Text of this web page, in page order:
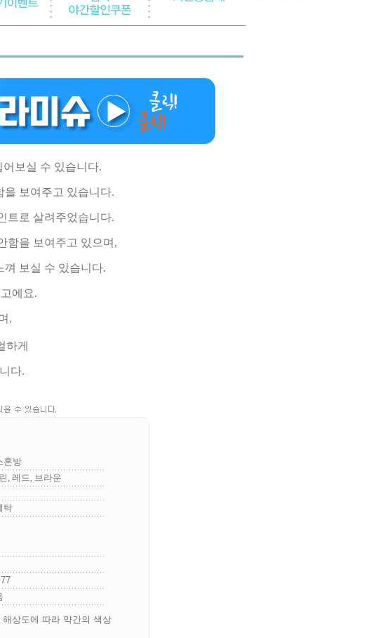
보실 수 있습니다.
보여주고 있습니다.
트로 살려주었습니다.
함을 보여주고 있으며,
껴 보실 수 있습니다.
에요.
,
하게
다.
혼방
, 레드, 브라운
탁
상도에 따라 약간의 색상